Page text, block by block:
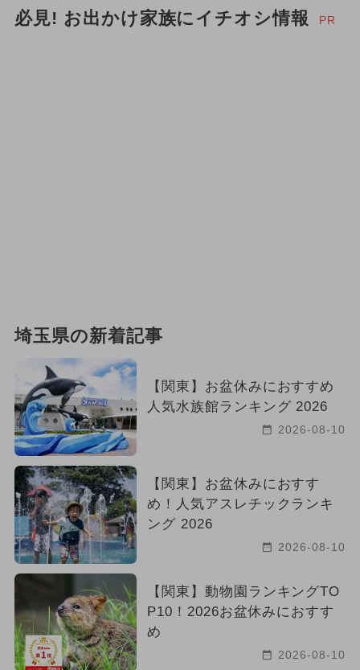
必見! お出かけ家族にイチオシ情報 PR
埼玉県の新着記事
【関東】お盆休みにおすすめ
人気水族館ランキング 2026
2026-08-10
【関東】お盆休みにおすす
め！人気アスレチックランキ
ング 2026
2026-08-10
【関東】動物園ランキングTO
P10！2026お盆休みにおすす
め
2026-08-10